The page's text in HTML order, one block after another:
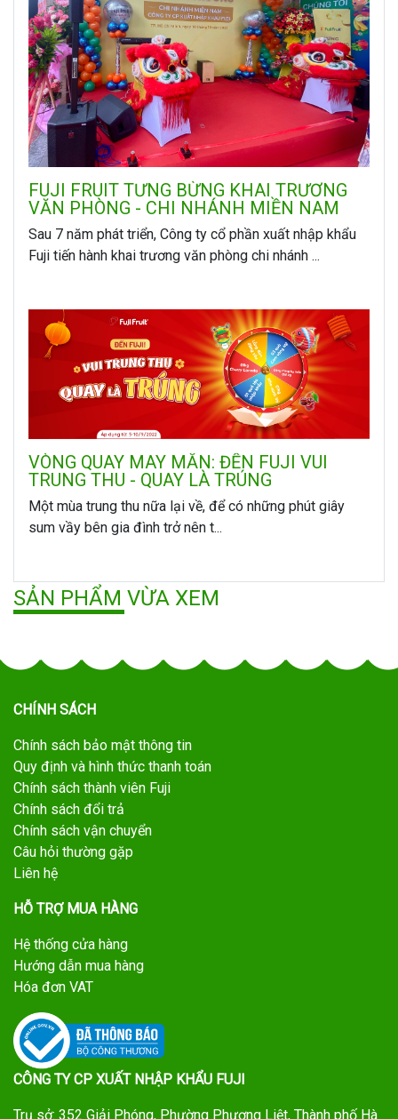
FUJI FRUIT TƯNG BỪNG KHAI TRƯƠNG
VĂN PHÒNG - CHI NHÁNH MIỀN NAM
Sau 7 năm phát triển, Công ty cổ phần xuất nhập khẩu
Fuji tiến hành khai trương văn phòng chi nhánh ...
VÒNG QUAY MAY MẮN: ĐẾN FUJI VUI
TRUNG THU - QUAY LÀ TRÚNG
Một mùa trung thu nữa lại về, để có những phút giây
sum vầy bên gia đình trở nên t...
SẢN PHẨM VỪA XEM
CHÍNH SÁCH
Chính sách bảo mật thông tin
Quy định và hình thức thanh toán
Chính sách thành viên Fuji
Chính sách đổi trả
Chính sách vận chuyển
Câu hỏi thường gặp
Liên hệ
HỖ TRỢ MUA HÀNG
Hệ thống cửa hàng
Hướng dẫn mua hàng
Hóa đơn VAT
CÔNG TY CP XUẤT NHẬP KHẨU FUJI
Trụ sở: 352 Giải Phóng, Phường Phương Liệt, Thành phố Hà